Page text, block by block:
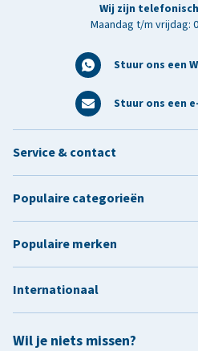
Wij zijn
Maandag t/m vrijdag:
Stuur ons een
Stuur ons een
Wil je niets missen?
Service & contact
Populaire categorieën
Populaire merken
Internationaal